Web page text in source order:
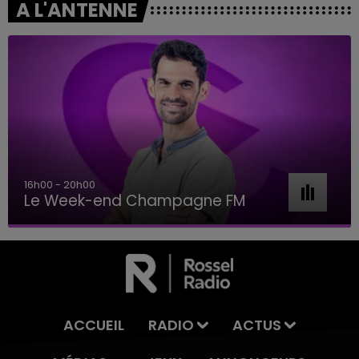
A L'ANTENNE
16h00 - 20h00
Le Week-end Champagne FM
ACCUEIL RADIO
ACTUS